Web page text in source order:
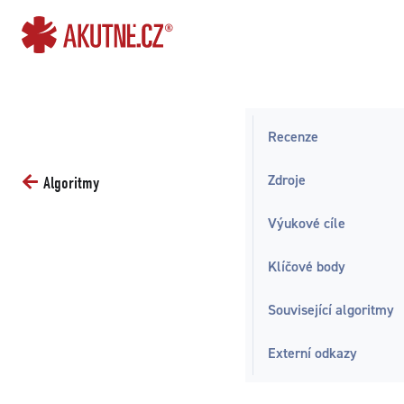
Recenze
Zdroje
Výukové cíle
Klíčové body
Související algoritmy
Externí odkazy
Algoritmy